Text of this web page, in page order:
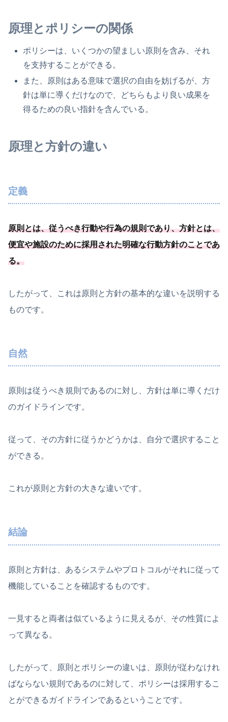
原理とポリシーの関係
ポリシーは、いくつかの望ましい原則を含み、それ
を支持することができる。
また、原則はある意味で選択の自由を妨げるが、方
針は単に導くだけなので、どちらもより良い成果を
得るための良い指針を含んでいる。
原理と方針の違い
定義
原則とは、従うべき行動や行為の規則であり、方針とは、
便宜や施設のために採用された明確な行動方針のことであ
る。
したがって、これは原則と方針の基本的な違いを説明する
ものです。
自然
原則は従うべき規則であるのに対し、方針は単に導くだけ
のガイドラインです。
従って、その方針に従うかどうかは、自分で選択すること
ができる。
これが原則と方針の大きな違いです。
結論
原則と方針は、あるシステムやプロトコルがそれに従って
機能していることを確認するものです。
一見すると両者は似ているように見えるが、その性質によ
って異なる。
したがって、原則とポリシーの違いは、原則が従わなけれ
ばならない規則であるのに対して、ポリシーは採用するこ
とができるガイドラインであるということです。